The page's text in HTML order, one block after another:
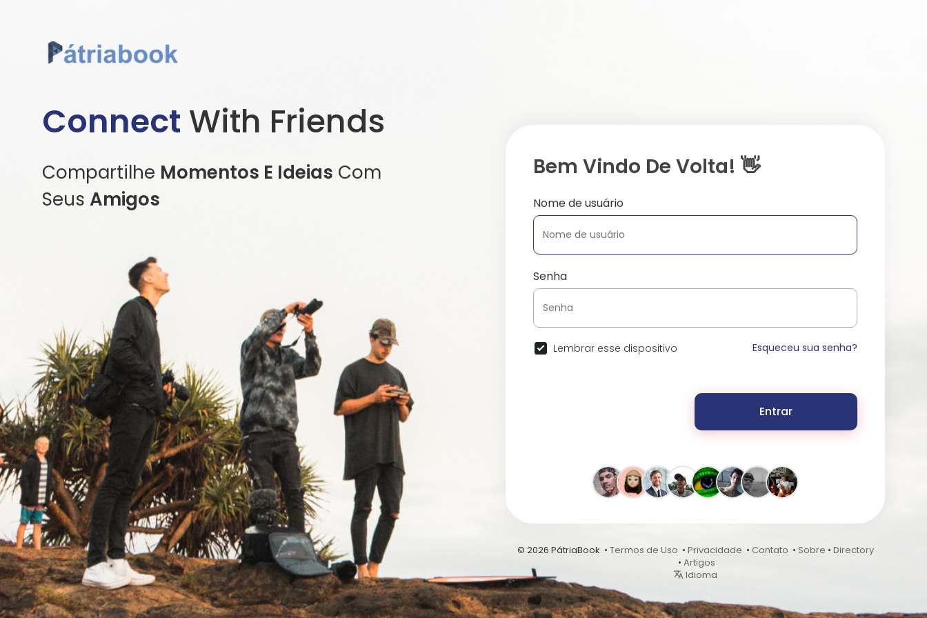
Connect With Friends
Compartilhe Momentos E Ideias Com
Seus Amigos
Bem Vindo De Volta! 👋
Nome de usuário
Senha
Lembrar esse dispositivo Esqueceu sua senha?
Entrar
© 2026 PátriaBook • Termos de Uso • Privacidade • Contato • Sobre • Directory
• Artigos
Idioma